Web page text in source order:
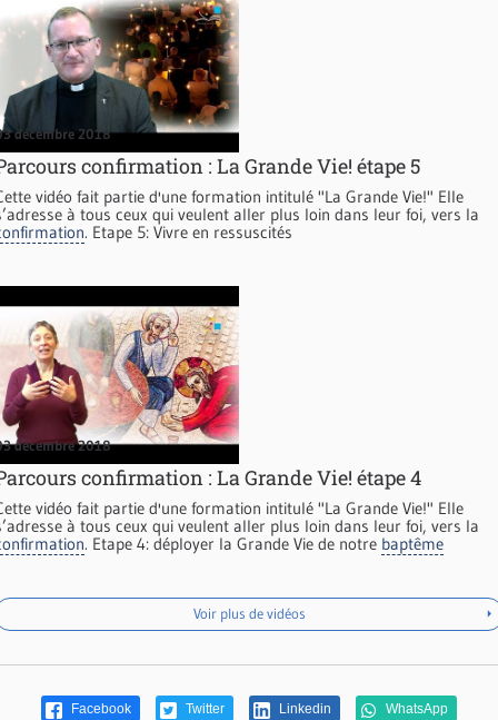
décembre 2018
confirmation : La Grande Vie! étape 5
vidéo fait partie d'une formation intitulé "La Grande Vie!" Elle
à tous ceux qui veulent aller plus loin dans leur foi, vers la
. Etape 5: Vivre en ressuscités
décembre 2018
confirmation : La Grande Vie! étape 4
vidéo fait partie d'une formation intitulé "La Grande Vie!" Elle
à tous ceux qui veulent aller plus loin dans leur foi, vers la
. Etape 4: déployer la Grande Vie de notre baptême
Voir plus de vidéos
Facebook Twitter Linkedin WhatsApp